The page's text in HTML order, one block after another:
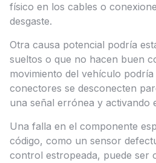
físico en los cables o
desgaste.
Otra causa potencial podría
sueltos o que no hacen buen
movimiento del vehículo
conectores se desconecten
una señal errónea y activando
Una falla en el componente
código, como un sensor
control estropeada, puede ser